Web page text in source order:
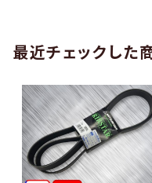
最近チェックした